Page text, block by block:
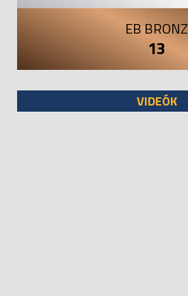
EB BRONZ
13
VIDEÓK